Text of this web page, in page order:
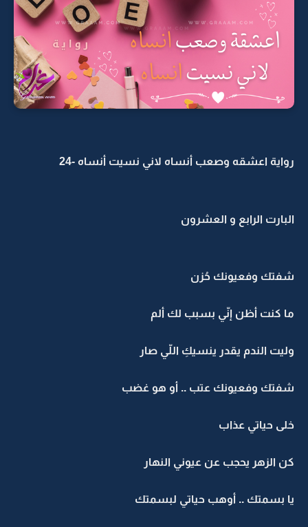
رواية اعشقه وصعب أنساه لاني نسيت أنساه -24
البارت الرابع و العشرون
شفتك وفعيونك حُزن
ما كنت أظن إنّي بسبب لك ألم
وليت الندم يقدر ينسيكِ اللّي صار
شفتك وفعيونك عتب .. أو هو غضب
خلى حياتي عذاب
كن الزهر يحجب عن عيوني النهار
يا بسمتك .. أوهب حياتي لبسمتك